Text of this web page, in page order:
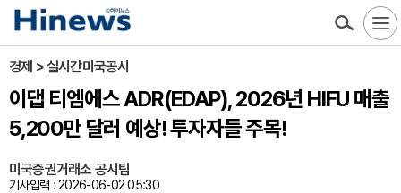
경제 > 실시간미국공시
이댑 티엠에스 ADR(EDAP), 2026년 HIFU 매출
5,200만 달러 예상! 투자자들 주목!
미국증권거래소 공시팀
기사입력 : 2026-06-02 05:30